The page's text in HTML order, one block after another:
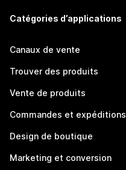
Catégories d’applications
Canaux de vente
Trouver des produits
Vente de produits
Commandes et expéditions
Design de boutique
Marketing et conversion